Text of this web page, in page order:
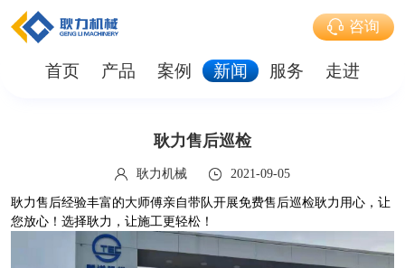
咨询
首页 产品 案例 新闻 服务 走进
耿力售后巡检
耿力机械
2021-09-05
耿力售后经验丰富的大师傅亲自带队开展免费售后巡检耿力用心，让
您放心！选择耿力，让施工更轻松！